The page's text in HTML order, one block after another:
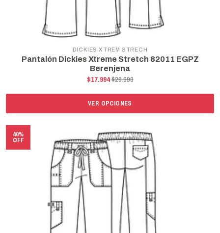
DICKIES XTREM STRECH
Pantalón Dickies Xtreme Stretch 82011 EGPZ
Berenjena
$17.994$29.990
VER OPCIONES
40%
OFF